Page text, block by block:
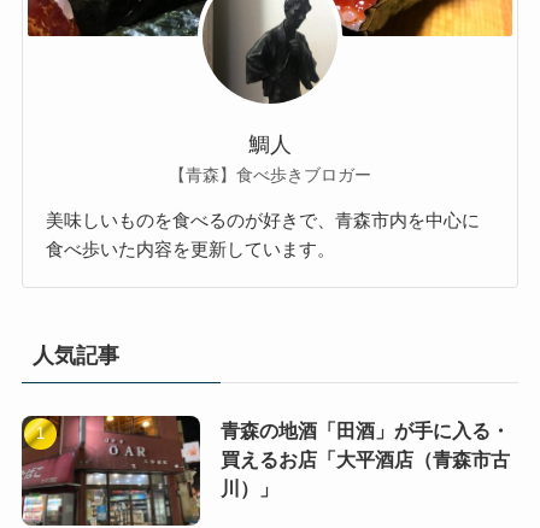
鯛人
【青森】食べ歩きブロガー
美味しいものを食べるのが好きで、青森市内を中心に
食べ歩いた内容を更新しています。
人気記事
青森の地酒「田酒」が手に入る・
買えるお店「大平酒店（青森市古
川）」